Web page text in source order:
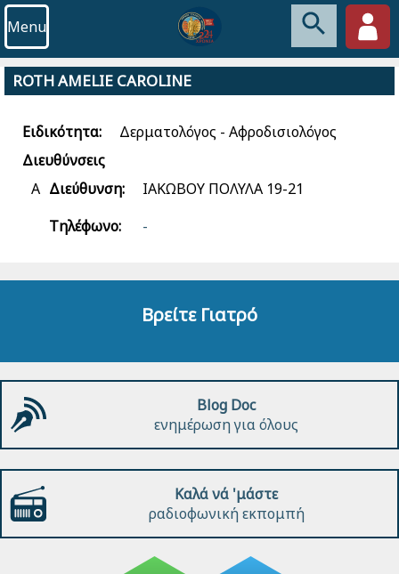
Menu
ROTH AMELIE CAROLINE
Ειδικότητα:
Δερματολόγος - Αφροδισιολόγος
Διευθύνσεις
Α Διεύθυνση:
ΙΑΚΩΒΟΥ ΠΟΛΥΛΑ 19-21
Τηλέφωνο:
-
Βρείτε Γιατρό
Blog Doc
ενημέρωση για όλους
Καλά νά 'μάστε
ραδιοφωνική εκπομπή